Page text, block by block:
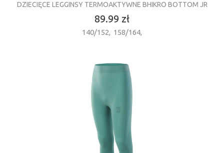
DZIECIĘCE LEGGINSY TERMOAKTYWNE BHIKRO BOTTOM JR
89.99 zł
140/152, 158/164,